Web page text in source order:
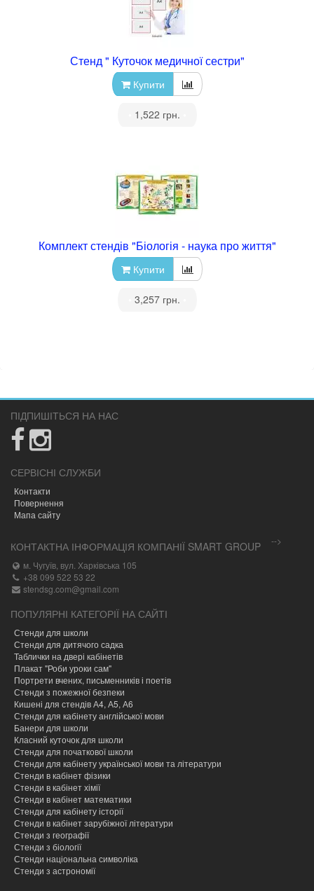
Стенд " Куточок медичної сестри"
Купити
1,522 грн.
Комплект стендів "Біологія - наука про життя"
Купити
3,257 грн.
ПІДПИШІТЬСЯ НА НАС
СЕРВІСНІ СЛУЖБИ
Контакти
Повернення
Мапа сайту
-->
КОНТАКТНА ІНФОРМАЦІЯ КОМПАНІЇ SMART GROUP
м. Чугуїв, вул. Харківська 105
+38 099 522 53 22
stendsg.com@gmail.com
ПОПУЛЯРНІ КАТЕГОРІЇ НА САЙТІ
Стенди для школи
Стенди для дитячого садка
Таблички на двері кабінетів
Плакат "Роби уроки сам"
Портрети вчених, письменників і поетів
Стенди з пожежної безпеки
Кишені для стендів А4, А5, А6
Стенди для кабінету англійської мови
Банери для школи
Класний куточок для школи
Стенди для початкової школи
Стенди для кабінету української мови та літератури
Стенди в кабінет фізики
Стенди в кабінет хімії
Cтенди в кабінет математики
Стенди для кабінету історії
Стенди в кабінет зарубіжної літератури
Стенди з географії
Стенди з біології
Стенди національна символіка
Стенди з астрономії